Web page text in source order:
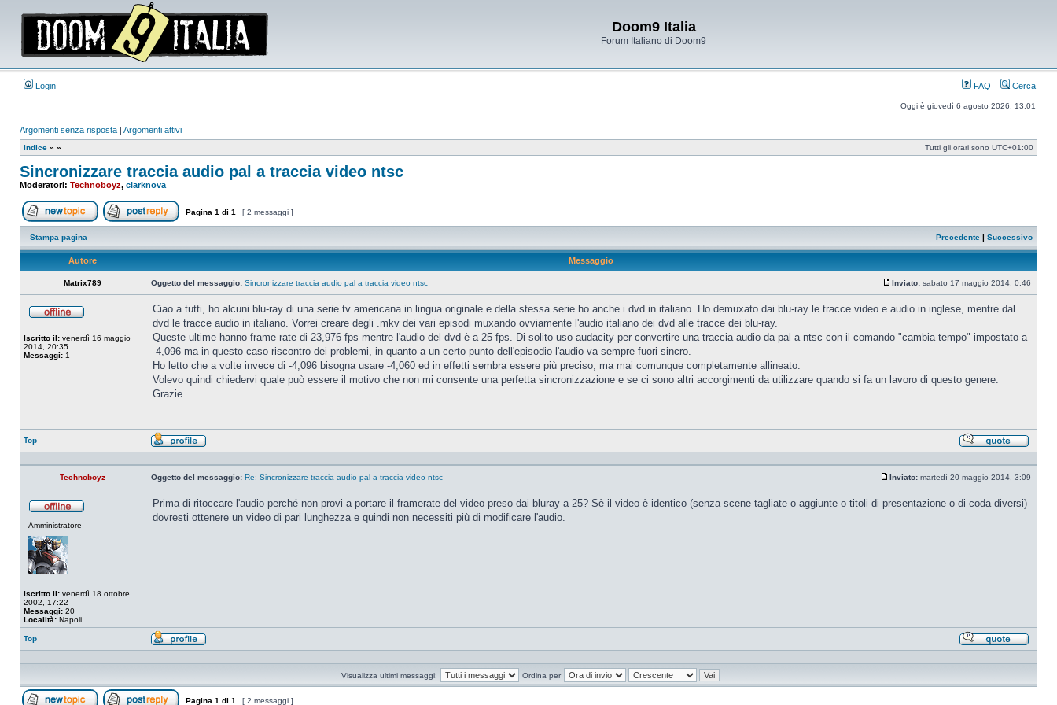
Doom9 Italia
Forum Italiano di Doom9
Login FAQ Cerca
Oggi è giovedì 6 agosto 2026, 13:01
Argomenti senza risposta | Argomenti attivi
Indice » » Tutti gli orari sono UTC+01:00
Sincronizzare traccia audio pal a traccia video ntsc
Moderatori: Technoboyz, clarknova
Apri un nuovo argomentoRispondi all’argomento
Pagina 1 di 1 [ 2 messaggi ]
Stampa pagina Precedente | Successivo
Autore Messaggio
Matrix789 Oggetto del messaggio: Sincronizzare traccia audio pal a traccia video ntsc
Inviato: sabato 17 maggio 2014, 0:46
Iscritto il: venerdì 16 maggio
2014, 20:35
Messaggi: 1
Ciao a tutti, ho alcuni blu-ray di una serie tv americana in lingua originale e della stessa serie ho anche i dvd in italiano. Ho demuxato dai blu-ray le tracce video e audio in inglese, mentre dal
dvd le tracce audio in italiano. Vorrei creare degli .mkv dei vari episodi muxando ovviamente l'audio italiano dei dvd alle tracce dei blu-ray.
Queste ultime hanno frame rate di 23,976 fps mentre l'audio del dvd è a 25 fps. Di solito uso audacity per convertire una traccia audio da pal a ntsc con il comando "cambia tempo" impostato a
-4,096 ma in questo caso riscontro dei problemi, in quanto a un certo punto dell'episodio l'audio va sempre fuori sincro.
Ho letto che a volte invece di -4,096 bisogna usare -4,060 ed in effetti sembra essere più preciso, ma mai comunque completamente allineato.
Volevo quindi chiedervi quale può essere il motivo che non mi consente una perfetta sincronizzazione e se ci sono altri accorgimenti da utilizzare quando si fa un lavoro di questo genere.
Grazie.
Top
Profilo
Technoboyz
Oggetto del messaggio: Re: Sincronizzare traccia audio pal a traccia video ntsc
Inviato: martedì 20 maggio 2014, 3:09
Amministratore
Iscritto il: venerdì 18 ottobre
2002, 17:22
Messaggi: 20
Località: Napoli
Prima di ritoccare l'audio perché non provi a portare il framerate del video preso dai bluray a 25? Sè il video è identico (senza scene tagliate o aggiunte o titoli di presentazione o di coda diversi)
dovresti ottenere un video di pari lunghezza e quindi non necessiti più di modificare l'audio.
Top
Profilo
Visualizza ultimi messaggi:
Ordina per
Pagina 1 di 1 [ 2 messaggi ]